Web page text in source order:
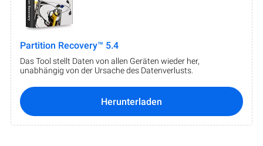
Partition Recovery™ 5.4
Das Tool stellt Daten von allen Geräten wieder her,
unabhängig von der Ursache des Datenverlusts.
Herunterladen